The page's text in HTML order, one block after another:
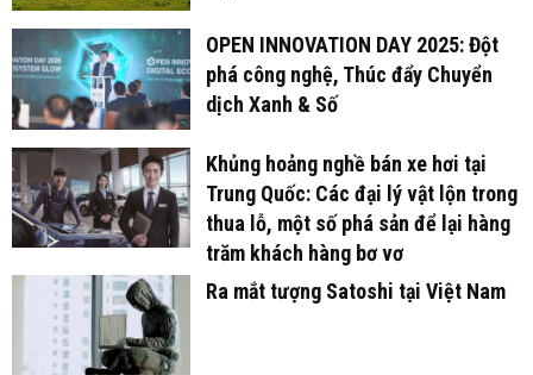
OPEN INNOVATION DAY 2025: Đột
phá công nghệ, Thúc đẩy Chuyển
dịch Xanh & Số
Khủng hoảng nghề bán xe hơi tại
Trung Quốc: Các đại lý vật lộn trong
thua lỗ, một số phá sản để lại hàng
trăm khách hàng bơ vơ
Ra mắt tượng Satoshi tại Việt Nam